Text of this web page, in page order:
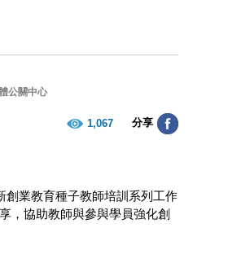
公關中心
1,067 分享
創業教育種子教師培訓系列工作
，協助教師與參與學員強化創